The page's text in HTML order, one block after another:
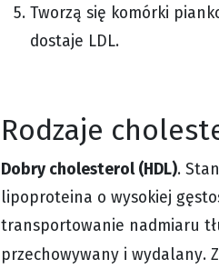
Tworzą się komórki
dostaje LDL.
Rodzaje
Dobry cholesterol (HDL).
lipoproteina o wysokiej
transportowanie nadmiaru
przechowywany i wydalany.